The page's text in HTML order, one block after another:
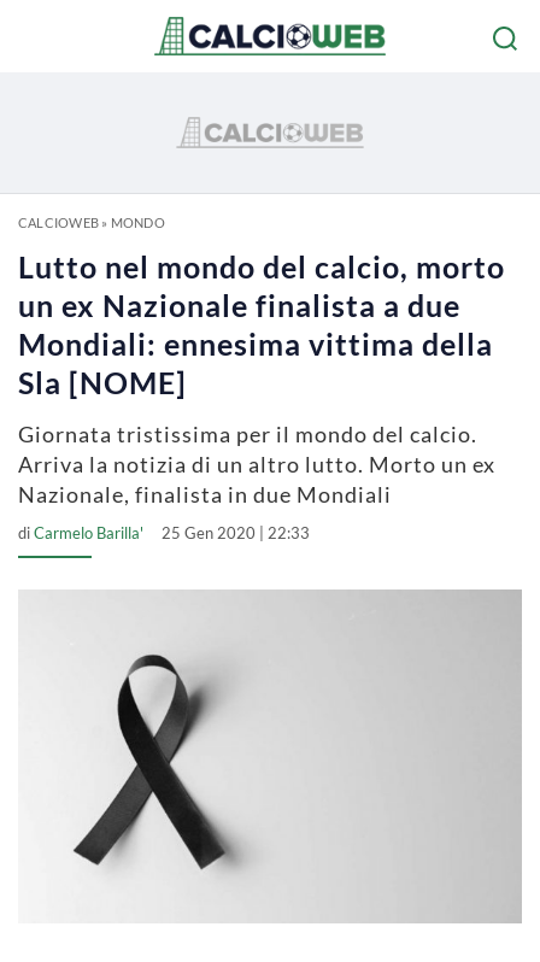
CALCIOWEB» MONDO
Lutto nel mondo del calcio, morto
un ex Nazionale finalista a due
Mondiali: ennesima vittima della
Sla [NOME]
Giornata tristissima per il mondo del calcio.
Arriva la notizia di un altro lutto. Morto un ex
Nazionale, finalista in due Mondiali
diCarmelo Barilla' 25 Gen 2020 | 22:33